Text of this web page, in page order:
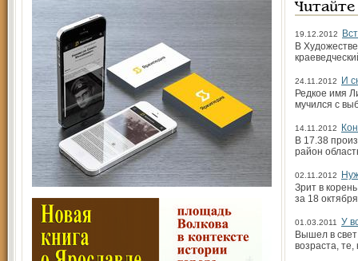
19.12.2012
В
24.11.2012
И
Редкое имя
мучился с
14.11.2012
В 17.38
район
02.11.2012
Зрит в
за 18
01.03.2011
У
Вышел в
возраста,